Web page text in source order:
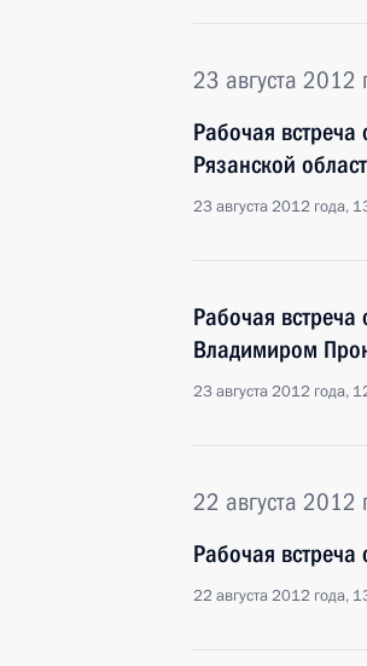
23 августа 2012
Рабочая
Рязанской
23 августа 2012 года,
Рабочая
Владимиром
23 августа 2012 года,
22 августа 2012
Рабочая
22 августа 2012 года,